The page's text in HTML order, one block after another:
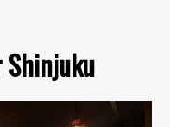
Shinjuku